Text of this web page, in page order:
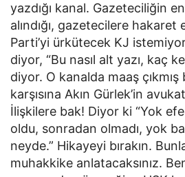
yazdığı kanal. Gazeteciliğin
alındığı, gazetecilere hakaret
Parti’yi ürkütecek KJ
diyor, “Bu nasıl alt yazı, kaç
diyor. O kanalda maaş
karşısına Akın Gürlek’in
İlişkilere bak! Diyor ki “Yok
oldu, sonradan olmadı, yok
neyde.” Hikayeyi bırakın.
muhakkike anlatacaksınız.